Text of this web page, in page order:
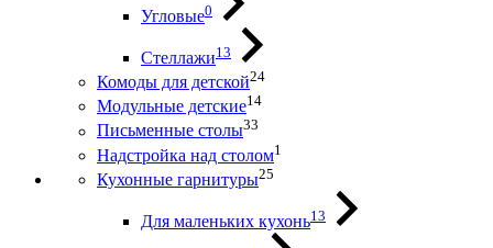
Угловые0
Стеллажи13
Комоды для детской24
Модульные детские14
Письменные столы33
Надстройка над столом1
Кухонные гарнитуры25
Для маленьких кухонь13